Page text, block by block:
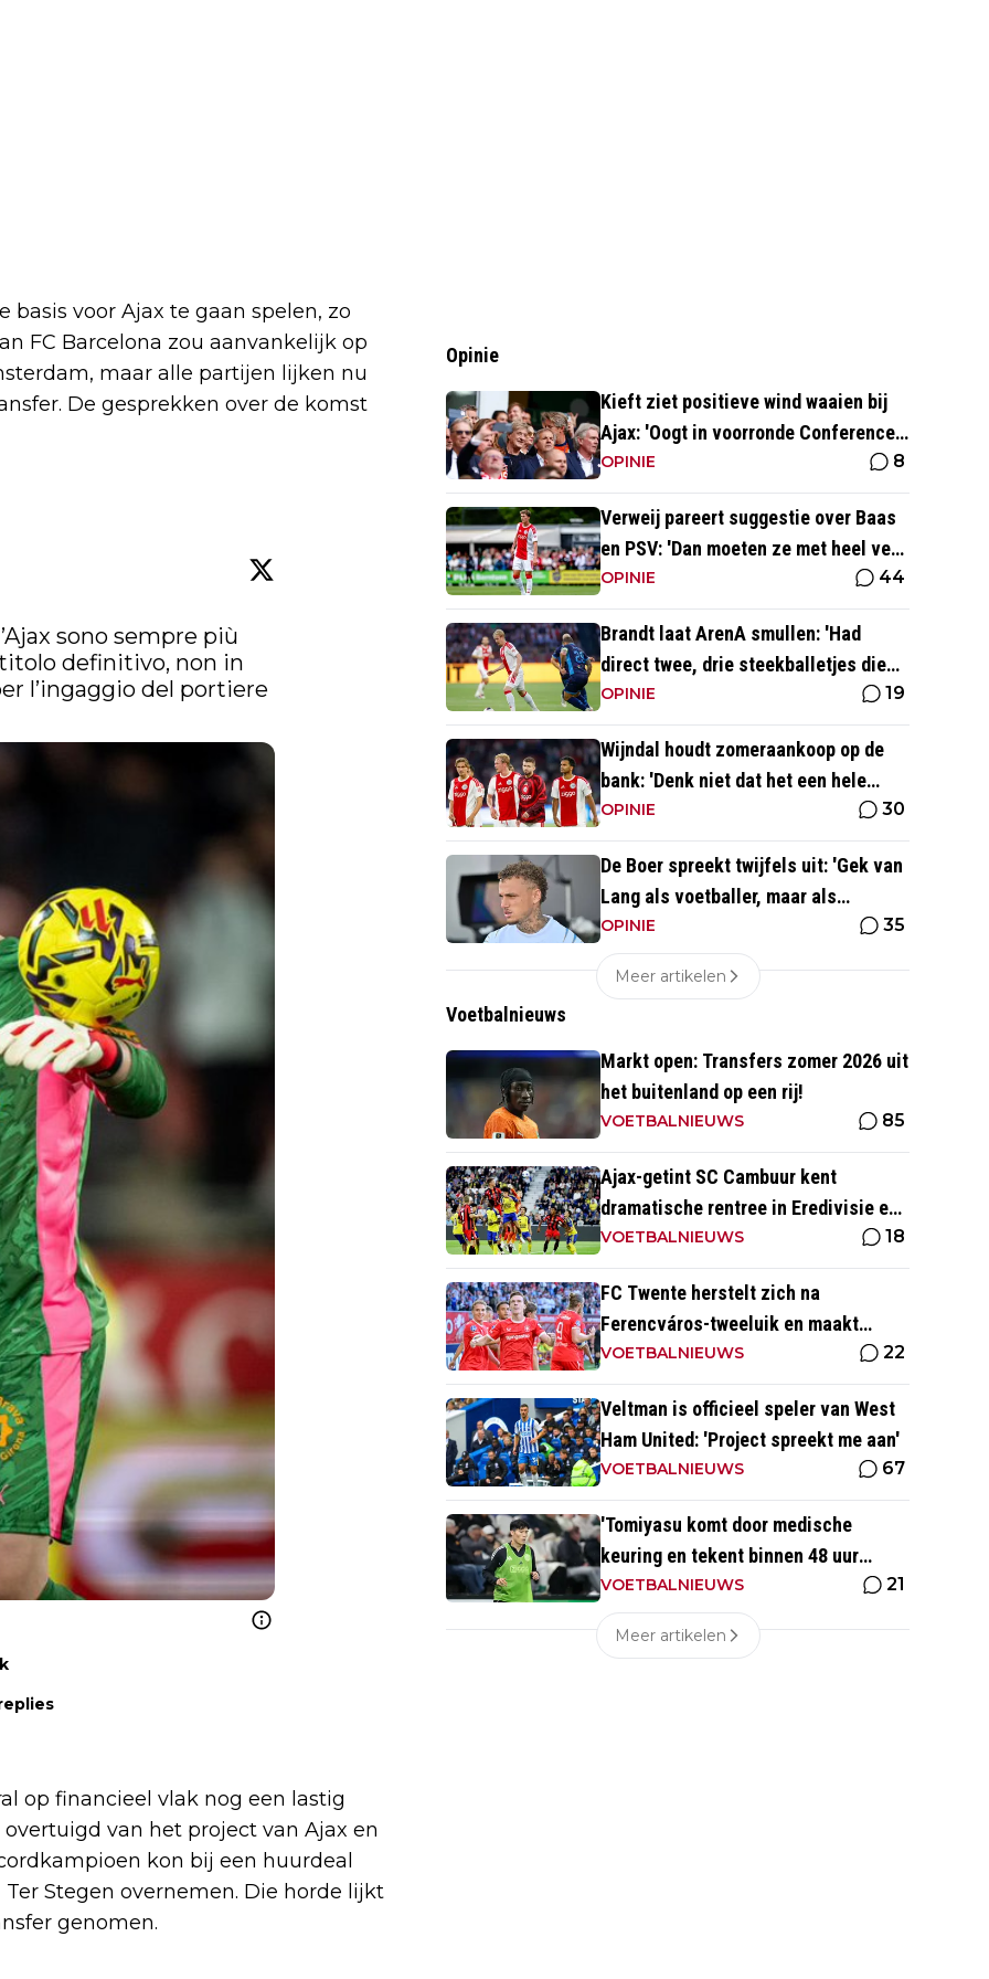
voor Ajax te gaan spelen, zo
FC Barcelona zou aanvankelijk op
maar alle partijen lijken nu
De gesprekken over de komst
sono sempre più
titolo definitivo, non in
l’ingaggio del portiere
op financieel vlak nog een lastig
van het project van Ajax en
kon bij een huurdeal
Stegen overnemen. Die horde lijkt
genomen.
Opinie
Kieft ziet positieve wind waaien bij
Ajax: 'Oogt in voorronde Conference
League fris en energiek'
OPINIE 8
Verweij pareert suggestie over Baas
en PSV: 'Dan moeten ze met heel veel
geld over de brug komen'
OPINIE 44
Brandt laat ArenA smullen: 'Had
direct twee, drie steekballetjes die
gewoon perfect waren'
OPINIE 19
Wijndal houdt zomeraankoop op de
bank: 'Denk niet dat het een hele
goede verdediger is'
OPINIE 30
De Boer spreekt twijfels uit: 'Gek van
Lang als voetballer, maar als
persoonlijkheid niet'
OPINIE 35
Meer artikelen
Voetbalnieuws
Markt open: Transfers zomer 2026 uit
het buitenland op een rij!
VOETBALNIEUWS 85
Ajax-getint SC Cambuur kent
dramatische rentree in Eredivisie en
krijgt pak slaag in eigen huis
VOETBALNIEUWS 18
FC Twente herstelt zich na
Ferencváros-tweeluik en maakt
gehakt van Slowaakse opponent
VOETBALNIEUWS 22
Veltman is officieel speler van West
Ham United: 'Project spreekt me aan'
VOETBALNIEUWS 67
'Tomiyasu komt door medische
keuring en tekent binnen 48 uur
contract bij nieuwe club'
VOETBALNIEUWS 21
Meer artikelen